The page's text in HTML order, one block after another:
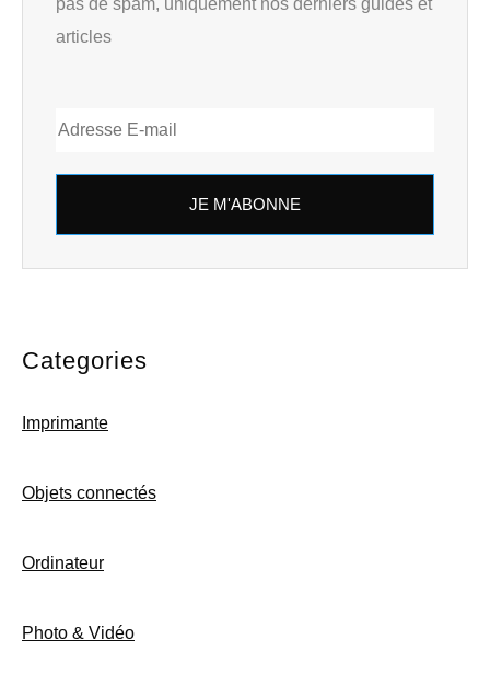
pas de spam, uniquement nos derniers guides et
articles
JE M'ABONNE
Categories
Imprimante
Objets connectés
Ordinateur
Photo & Vidéo